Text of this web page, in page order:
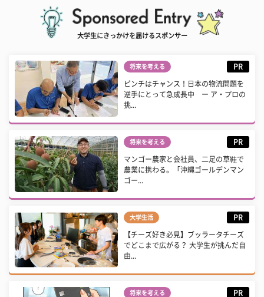
大学生にきっかけを届けるスポンサー
将来を考える PR
ピンチはチャンス！日本の物流問題を
逆手にとって急成長中 ー ア・プロの
挑...
将来を考える PR
マンゴー農家と会社員、二足の草鞋で
農業に携わる。「沖縄ゴールデンマン
ゴー...
大学生活 PR
【チーズ好き必見】ブッラータチーズ
でどこまで広がる？ 大学生が挑んだ自
由...
将来を考える PR